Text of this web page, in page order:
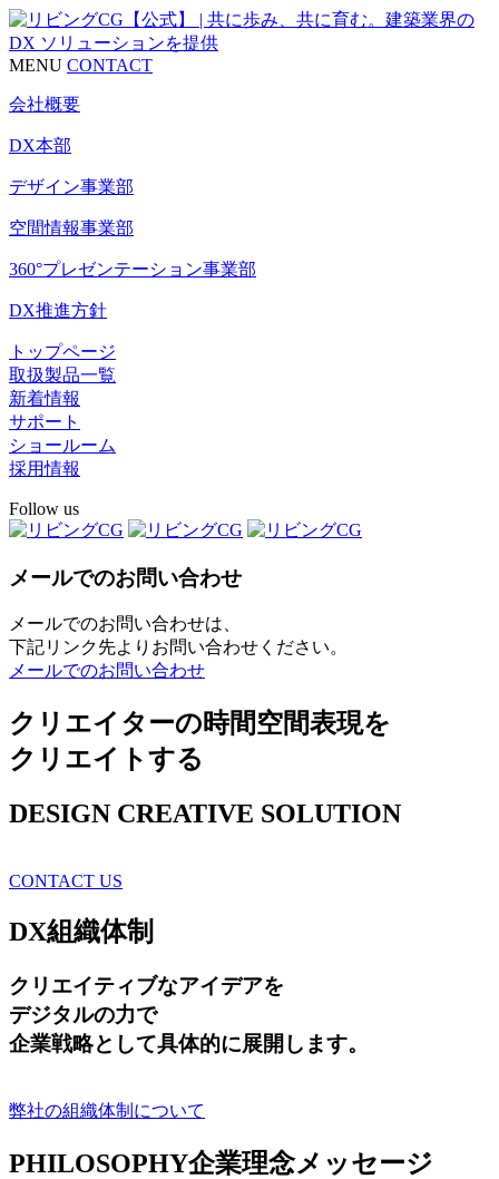
MENU CONTACT
会社概要
DX本部
デザイン事業部
空間情報事業部
360°プレゼンテーション事業部
DX推進方針
トップページ
取扱製品一覧
新着情報
サポート
ショールーム
採用情報
Follow us
メールでのお問い合わせ
メールでのお問い合わせは、
下記リンク先よりお問い合わせください。
メールでのお問い合わせ
クリエイターの時間空間表現を
クリエイトする
DESIGN CREATIVE SOLUTION
CONTACT US
DX組織体制
クリエイティブなアイデアを
デジタルの力で
企業戦略として具体的に展開します。
弊社の組織体制について
PHILOSOPHY企業理念メッセージ